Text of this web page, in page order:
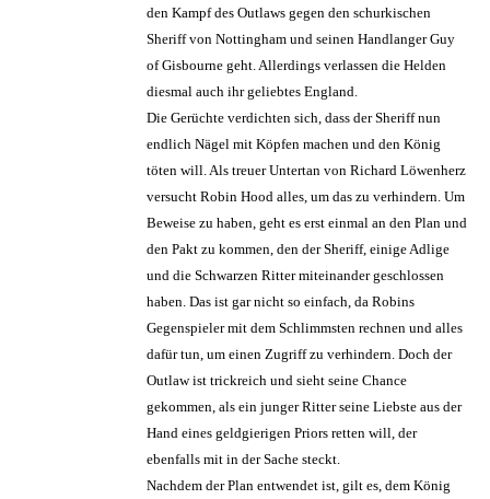
den Kampf des Outlaws gegen den schurkischen
Sheriff von Nottingham und seinen Handlanger Guy
of Gisbourne geht. Allerdings verlassen die Helden
diesmal auch ihr geliebtes England.
Die Gerüchte verdichten sich, dass der Sheriff nun
endlich Nägel mit Köpfen machen und den König
töten will. Als treuer Untertan von Richard Löwenherz
versucht Robin Hood alles, um das zu verhindern. Um
Beweise zu haben, geht es erst einmal an den Plan und
den Pakt zu kommen, den der Sheriff, einige Adlige
und die Schwarzen Ritter miteinander geschlossen
haben. Das ist gar nicht so einfach, da Robins
Gegenspieler mit dem Schlimmsten rechnen und alles
dafür tun, um einen Zugriff zu verhindern. Doch der
Outlaw ist trickreich und sieht seine Chance
gekommen, als ein junger Ritter seine Liebste aus der
Hand eines geldgierigen Priors retten will, der
ebenfalls mit in der Sache steckt.
Nachdem der Plan entwendet ist, gilt es, dem König